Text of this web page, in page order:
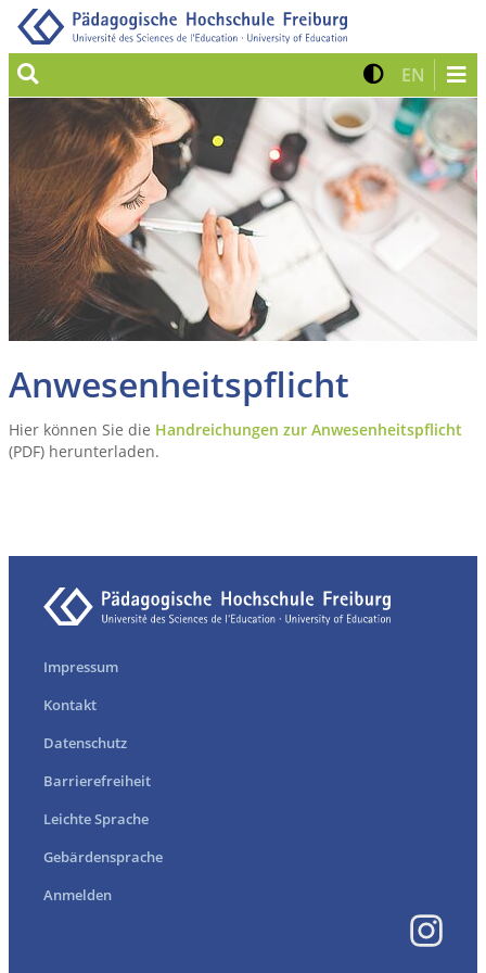
Suche Kontrast
EN Zur
Anwesenheitspflicht
Hier können Sie die Handreichungen zur Anwesenheitspflicht
(PDF) herunterladen.
Impressum
Kontakt
Datenschutz
Barrierefreiheit
Leichte Sprache
Gebärdensprache
Anmelden